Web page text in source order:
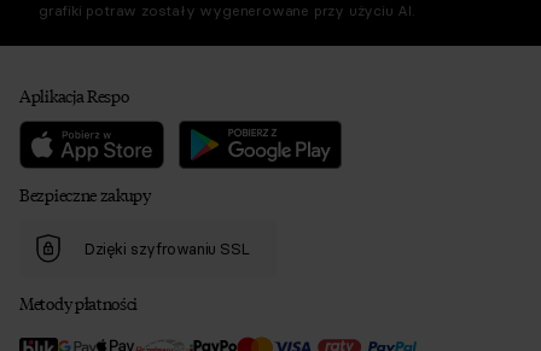
grafiki potraw zostały wygenerowane przy użyciu AI.
Aplikacja Respo
Bezpieczne zakupy
Dzięki szyfrowaniu SSL
Metody płatności